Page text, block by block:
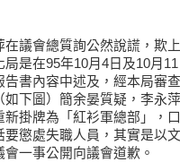
議會總質詢公然說謊，欺
是在95年10月4日及10月
書內容中述及，經本局審
下圖）簡余晏質疑，李永
掛牌為「紅衫軍總部」，
懲處失職人員，其實是以
一事公開向議會道歉。